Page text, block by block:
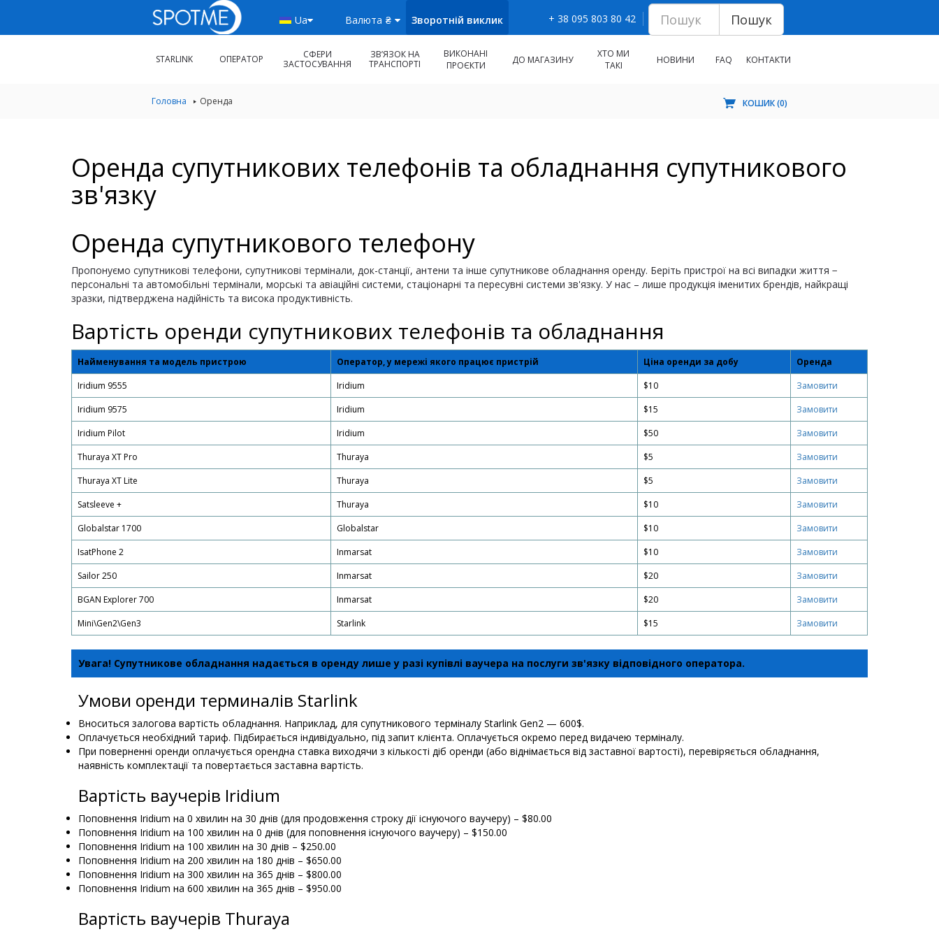
Ua Валюта ₴ Зворотній виклик + 38 095 803 80 42 Пошук
STARLINK ОПЕРАТОР
СФЕРИ
ЗАСТОСУВАННЯ
ЗВʼЯЗОК НА
ТРАНСПОРТІ
ВИКОНАНІ
ПРОЄКТИ
ДО МАГАЗИНУ
ХТО МИ
ТАКІ
НОВИНИ FAQ КОНТАКТИ
Головна Оренда КОШИК (0)
Оренда супутникових телефонів та обладнання супутникового
зв'язку
Оренда супутникового телефону
Пропонуємо супутникові телефони, супутникові термінали, док-станції, антени та інше супутникове обладнання оренду. Беріть пристрої на всі випадки життя −
персональні та автомобільні термінали, морські та авіаційні системи, стаціонарні та пересувні системи зв'язку. У нас – лише продукція іменитих брендів, найкращі
зразки, підтверджена надійність та висока продуктивність.
Вартість оренди супутникових телефонів та обладнання
Найменування та модель пристрою Оператор, у мережі якого працює пристрій Ціна оренди за добу
Оренда
Iridium 9555
Iridium $10
Замовити
Iridium 9575
Iridium $15
Замовити
Iridium Pilot
Iridium $50
Замовити
Thuraya XT Pro
Thuraya $5
Замовити
Thuraya XT Lite
Thuraya $5
Замовити
Satsleeve +
Thuraya $10
Замовити
Globalstar 1700
Globalstar $10
Замовити
IsatPhone 2
Inmarsat $10
Замовити
Sailor 250
Inmarsat $20
Замовити
BGAN Explorer 700
Inmarsat $20
Замовити
Mini\Gen2\Gen3
Starlink $15 Замовити
Увага! Супутникове обладнання надається в оренду лише у разі купівлі ваучера на послуги зв'язку відповідного оператора.
Умови оренди терминалiв Starlink
Вноситься залогова вартість обладнання. Наприклад, для супутникового терміналу Starlink Gen2 — 600$.
Оплачується необхідний тариф. Підбирається індивідуально, під запит клієнта. Оплачується окремо перед видачею терміналу.
При поверненні оренди оплачується орендна ставка виходячи з кількості діб оренди (або віднімається від заставної вартості), перевіряється обладнання,
наявність комплектації та повертається заставна вартість.
Вартість ваучерів Iridium
Поповнення Iridium на 0 хвилин на 30 днів (для продовження строку дії існуючого ваучеру) – $80.00
Поповнення Iridium на 100 хвилин на 0 днів (для поповнення існуючого ваучеру) – $150.00
Поповнення Iridium на 100 хвилин на 30 днів – $250.00
Поповнення Iridium на 200 хвилин на 180 днів – $650.00
Поповнення Iridium на 300 хвилин на 365 днів – $800.00
Поповнення Iridium на 600 хвилин на 365 днів – $950.00
Вартість ваучерів Thuraya